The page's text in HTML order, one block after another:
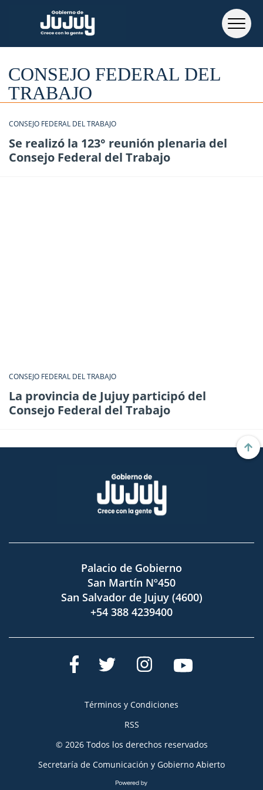
CONSEJO FEDERAL DEL
TRABAJO
CONSEJO FEDERAL DEL TRABAJO
Se realizó la 123° reunión plenaria del
Consejo Federal del Trabajo
CONSEJO FEDERAL DEL TRABAJO
La provincia de Jujuy participó del
Consejo Federal del Trabajo
Palacio de Gobierno
San Martín Nº450
San Salvador de Jujuy (4600)
+54 388 4239400
Términos y Condiciones
RSS
© 2026 Todos los derechos reservados
Secretaría de Comunicación y Gobierno Abierto